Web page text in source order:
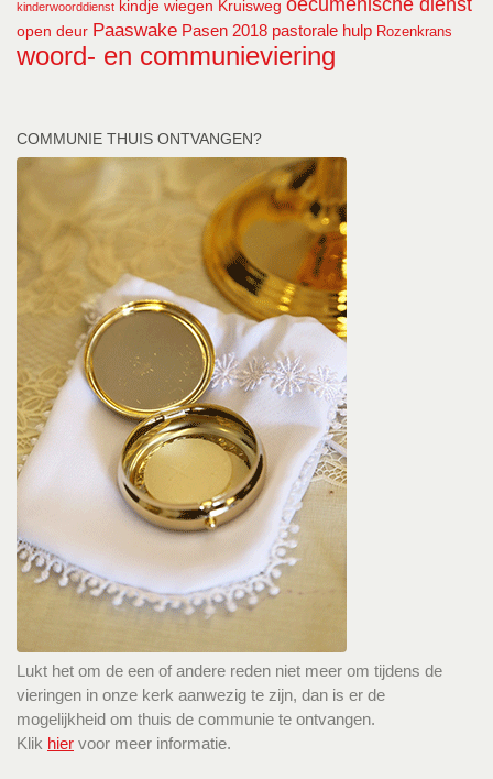
kinderwoorddienst kindje wiegen Kruisweg oecumenische dienst
open deur Paaswake Pasen 2018 pastorale hulp Rozenkrans
woord- en communieviering
COMMUNIE THUIS ONTVANGEN?
Lukt het om de een of andere reden niet meer om tijdens de
vieringen in onze kerk aanwezig te zijn, dan is er de
mogelijkheid om thuis de communie te ontvangen.
Klik hier voor meer informatie.